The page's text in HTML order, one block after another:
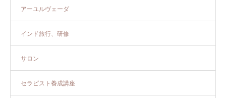
アーユルヴェーダ
インド旅行、研修
サロン
セラピスト養成講座